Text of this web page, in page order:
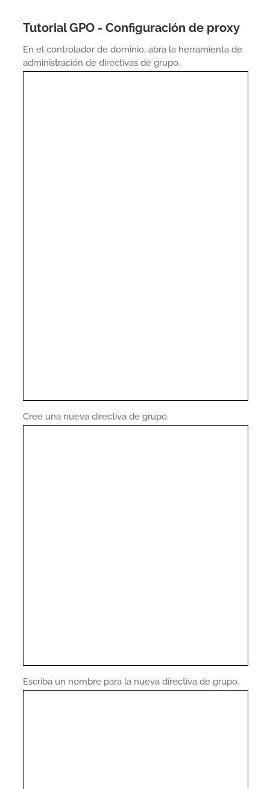
Tutorial GPO - Configuración de proxy
En el controlador de dominio, abra la herramienta de
administración de directivas de grupo.
Cree una nueva directiva de grupo.
Escriba un nombre para la nueva directiva de grupo.